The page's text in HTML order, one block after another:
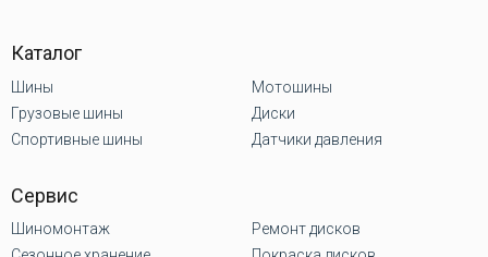
Каталог
Шины
Грузовые шины
Спортивные шины
Мотошины
Диски
Датчики давления
Сервис
Шиномонтаж
Ремонт дисков